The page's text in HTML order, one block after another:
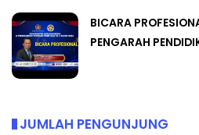
BICARA
PENGARAH
JUMLAH PENGUNJUNG